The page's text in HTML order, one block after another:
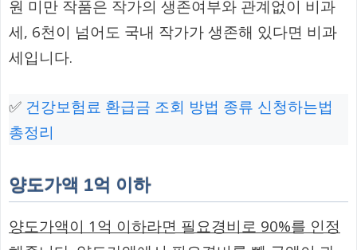
원 미만 작품은 작가의 생존여부와 관계없이 비과
세, 6천이 넘어도 국내 작가가 생존해 있다면 비과
세입니다.
✅ 건강보험료 환급금 조회 방법 종류 신청하는법
총정리
양도가액 1억 이하
양도가액이 1억 이하라면 필요경비로 90%를 인정